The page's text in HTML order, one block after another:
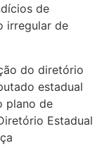
de
irregular de
do diretório
estadual
plano de
Estadual